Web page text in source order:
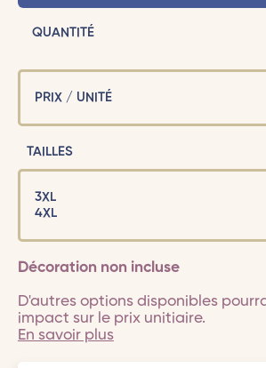
QUANTITÉ
PRIX / UNITÉ
TAILLES
3XL
4XL
Décoration non incluse
D'autres options disponibles
impact sur le prix unitiaire.
En savoir plus